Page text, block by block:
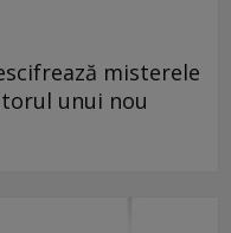
misterele
unui nou